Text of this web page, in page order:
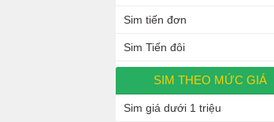
Sim tiến đơn
Sim Tiến đôi
SIM THEO MỨC GIÁ
Sim giá dưới 1 triệu